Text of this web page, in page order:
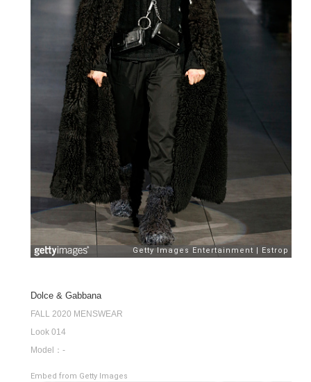
Dolce & Gabbana
FALL 2020 MENSWEAR
Look 014
Model：-
Embed from Getty Images